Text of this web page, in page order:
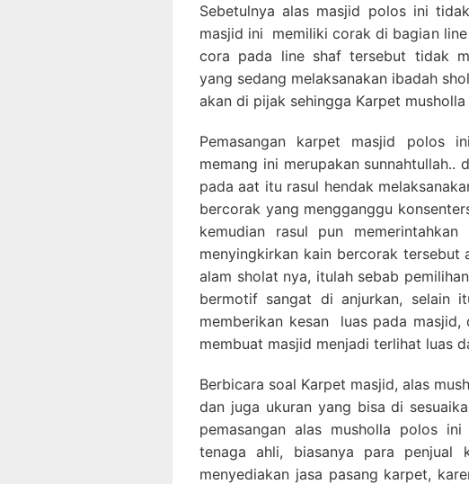
Sebetulnya alas masjid polos ini
masjid ini memiliki corak di bagian
cora pada line shaf tersebut tidak
yang sedang melaksanakan ibadah
akan di pijak sehingga Karpet
Pemasangan karpet masjid polos
memang ini merupakan sunnahtullah..
pada aat itu rasul hendak
bercorak yang mengganggu
kemudian rasul pun
menyingkirkan kain bercorak tersebut
alam sholat nya, itulah sebab
bermotif sangat di anjurkan, selain
memberikan kesan luas pada
membuat masjid menjadi terlihat luas
Berbicara soal Karpet masjid, alas
dan juga ukuran yang bisa di
pemasangan alas musholla polos
tenaga ahli, biasanya para penjual
menyediakan jasa pasang karpet,